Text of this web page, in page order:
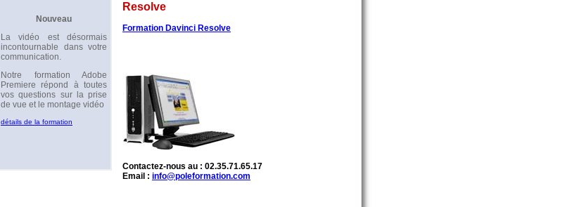
Nouveau
La vidéo est désormais
incontournable dans votre
communication.
Notre formation Adobe
Premiere répond à toutes
vos questions sur la prise
de vue et le montage vidéo
détails de la formation
Resolve
Formation Davinci Resolve
Contactez-nous au : 02.35.71.65.17
Email : info@poleformation.com